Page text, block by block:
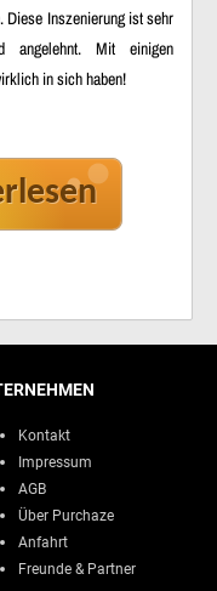
Diese Inszenierung ist sehr
Mit einigen
in sich haben!
Kontakt
Impressum
AGB
Über Purchaze
Anfahrt
Freunde & Partner